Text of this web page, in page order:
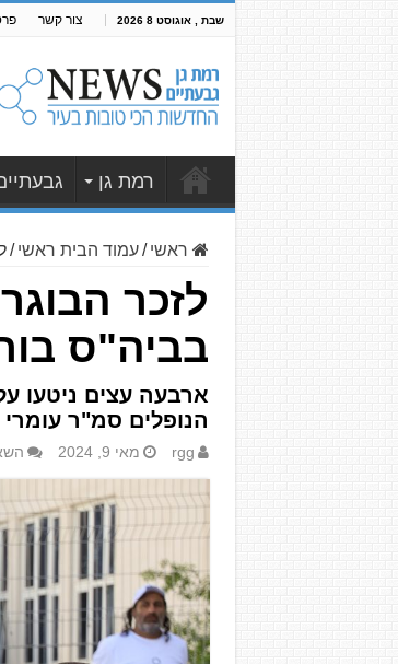
שבת , אוגוסט 8 2026 צור קשר
רמת גן
ראשי / עמוד הבית ראשי /
בביה"ס
ארבעה עצים ניטעו
הנופלים סמ"ר עומרי
rgg מאי 9, 2024